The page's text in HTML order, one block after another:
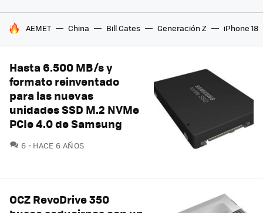
HOY SE HABLA DE
AEMET China Bill Gates Generación Z iPhone 18
Hasta 6.500 MB/s y
formato reinventado
para las nuevas
unidades SSD M.2 NVMe
PCIe 4.0 de Samsung
6 COMENTARIOS
HACE 6 AÑOS
OCZ RevoDrive 350